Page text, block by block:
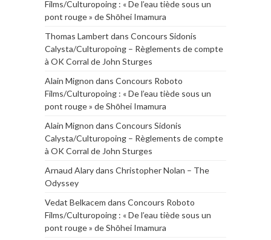
Films/Culturopoing : « De l’eau tiède sous un
pont rouge » de Shōhei Imamura
Thomas Lambert dans Concours Sidonis
Calysta/Culturopoing – Règlements de compte
à OK Corral de John Sturges
Alain Mignon dans Concours Roboto
Films/Culturopoing : « De l’eau tiède sous un
pont rouge » de Shōhei Imamura
Alain Mignon dans Concours Sidonis
Calysta/Culturopoing – Règlements de compte
à OK Corral de John Sturges
Arnaud Alarydans Christopher Nolan – The
Odyssey
Vedat Belkacem dans Concours Roboto
Films/Culturopoing : « De l’eau tiède sous un
pont rouge » de Shōhei Imamura